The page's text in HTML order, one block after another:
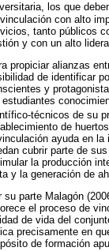
los que
con alto
tanto públicos
y con un alto
propiciar alianzas
de identificar
y
estudiantes
técnicos de su
de
ayuda en
cubrir parte de
la producción
y la generación de
su parte Malagón
el proceso de
de vida del
precisamente en
de formación